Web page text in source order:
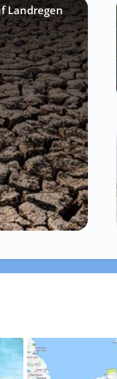
Landregen